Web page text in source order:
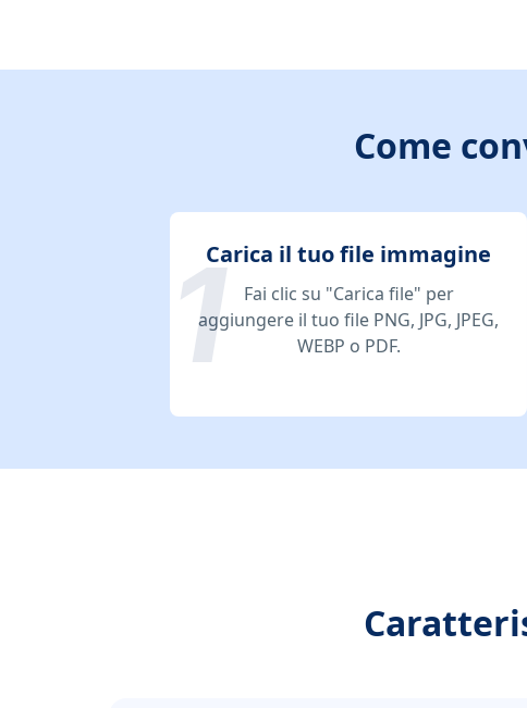
Come
Carica il tuo file immagine
Fai clic su "Carica file" per
aggiungere il tuo file PNG, JPG, JPEG,
WEBP o PDF.